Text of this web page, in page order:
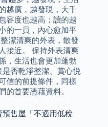
越廣，越發現，大千
容度也越高；讀的越
的一員，內心愈加平
潔清爽的外表，散發
接近。 保持外表清爽
，生活也會更加蓬勃
否乾淨整潔、賞心悦
信的前提條件，同樣
的首要憑藉資料。
售屋「不適用低稅